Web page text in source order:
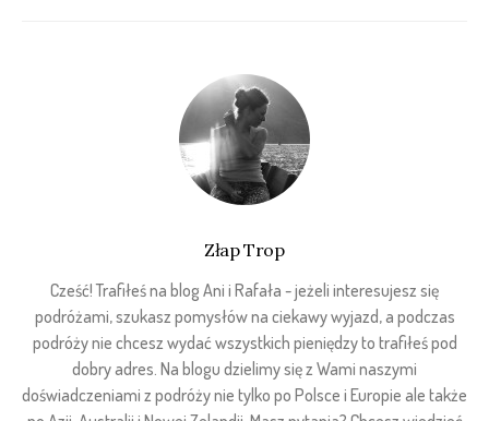
Złap Trop
Cześć! Trafiłeś na blog Ani i Rafała - jeżeli interesujesz się
podróżami, szukasz pomysłów na ciekawy wyjazd, a podczas
podróży nie chcesz wydać wszystkich pieniędzy to trafiłeś pod
dobry adres. Na blogu dzielimy się z Wami naszymi
doświadczeniami z podróży nie tylko po Polsce i Europie ale także